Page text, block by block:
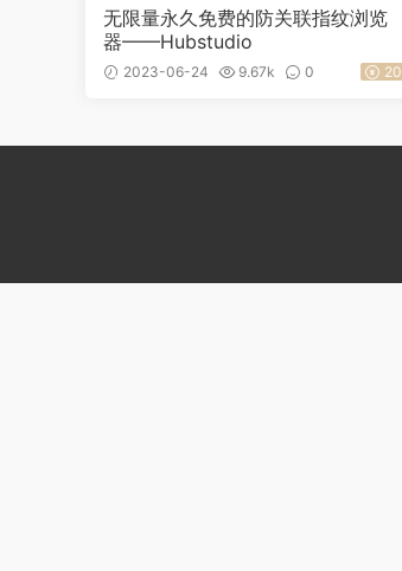
无限量永久免费的防关联指纹浏览
器——Hubstudio
2023-06-24 9.67k 0 20